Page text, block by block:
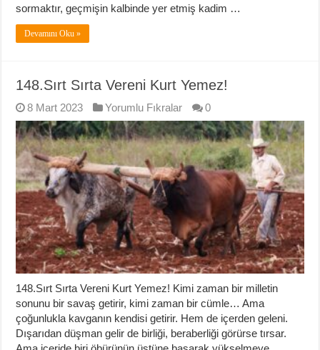
sormaktır, geçmişin kalbinde yer etmiş kadim …
Devamını Oku »
148.Sırt Sırta Vereni Kurt Yemez!
8 Mart 2023 Yorumlu Fıkralar 0
148.Sırt Sırta Vereni Kurt Yemez! Kimi zaman bir milletin
sonunu bir savaş getirir, kimi zaman bir cümle… Ama
çoğunlukla kavganın kendisi getirir. Hem de içerden geleni.
Dışarıdan düşman gelir de birliği, beraberliği görürse tırsar.